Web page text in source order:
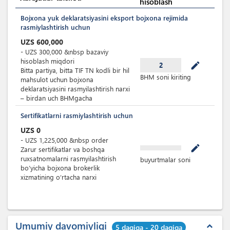
Bojxona yuk deklaratsiyasini eksport bojxona rejimida
rasmiylashtirish uchun
UZS 600,000
- UZS 300,000 &nbsp bazaviy
hisoblash miqdori
Bitta partiya, bitta TIF TN kodli bir hil
mahsulot uchun bojxona
deklaratsiyasini rasmyilashtirish narxi
– birdan uch BHMgacha
2 mode_edit
BHM soni kiriting
Sertifikatlarni rasmiylashtirish uchun
UZS 0
- UZS 1,225,000 &nbsp order
Zarur sertifikatlar va boshqa
ruxsatnomalarni rasmyilashtirish
bo’yicha bojxona brokerlik
xizmatining o‘rtacha narxi
mode_edit
buyurtmalar soni
Umumiy davomiyligi 5 daqiqa - 20 daqiqa expand_less